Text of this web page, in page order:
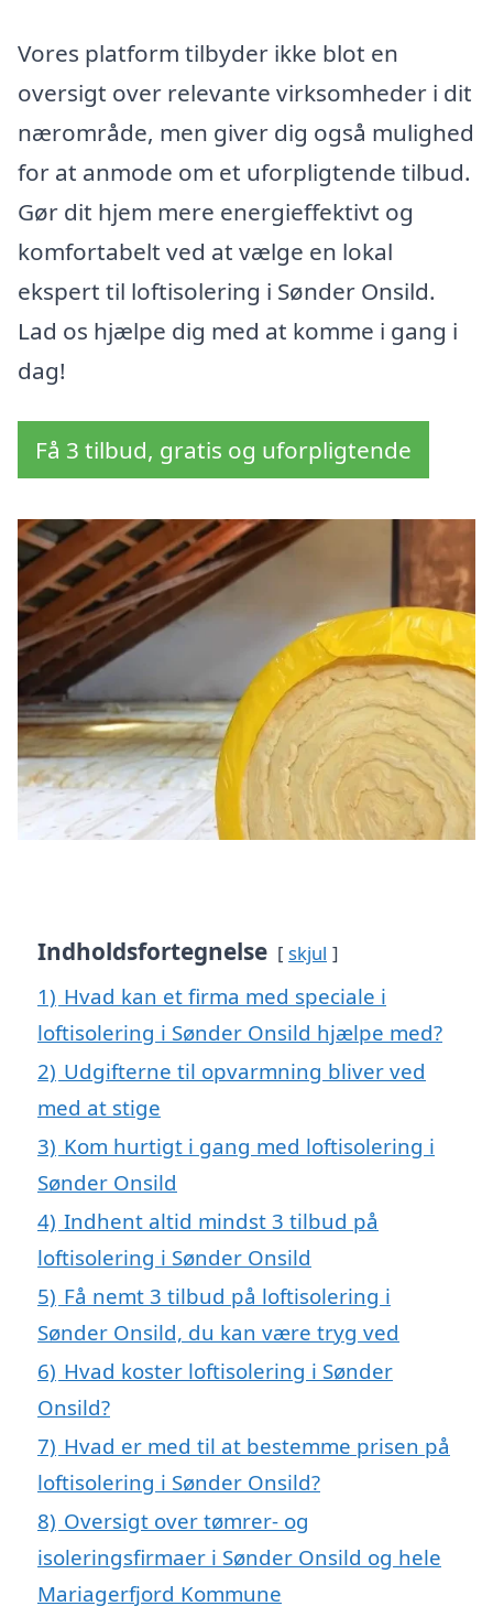
Vores platform tilbyder ikke blot en
oversigt over relevante virksomheder i dit
nærområde, men giver dig også mulighed
for at anmode om et uforpligtende tilbud.
Gør dit hjem mere energieffektivt og
komfortabelt ved at vælge en lokal
ekspert til loftisolering i Sønder Onsild.
Lad os hjælpe dig med at komme i gang i
dag!
Få 3 tilbud, gratis og uforpligtende
Indholdsfortegnelse skjul
1) Hvad kan et firma med speciale i
loftisolering i Sønder Onsild hjælpe med?
2) Udgifterne til opvarmning bliver ved
med at stige
3) Kom hurtigt i gang med loftisolering i
Sønder Onsild
4) Indhent altid mindst 3 tilbud på
loftisolering i Sønder Onsild
5) Få nemt 3 tilbud på loftisolering i
Sønder Onsild, du kan være tryg ved
6) Hvad koster loftisolering i Sønder
Onsild?
7) Hvad er med til at bestemme prisen på
loftisolering i Sønder Onsild?
8) Oversigt over tømrer- og
isoleringsfirmaer i Sønder Onsild og hele
Mariagerfjord Kommune